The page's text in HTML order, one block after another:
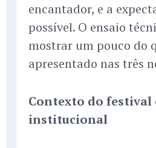
encantador, e a
possível. O ensaio
mostrar um pouco do
apresentado nas três
Contexto do festival
institucional